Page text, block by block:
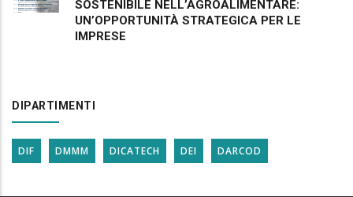
SOSTENIBILE NELL’AGROALIMENTARE:
UN’OPPORTUNITÀ STRATEGICA PER LE
IMPRESE
DIPARTIMENTI
DIF DMMM DICATECH DEI DARCOD